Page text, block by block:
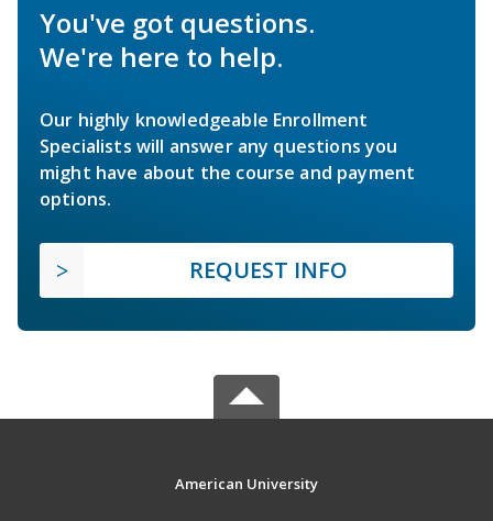
You've got questions.
We're here to help.
Our highly knowledgeable Enrollment
Specialists will answer any questions you
might have about the course and payment
options.
REQUEST INFO
American University